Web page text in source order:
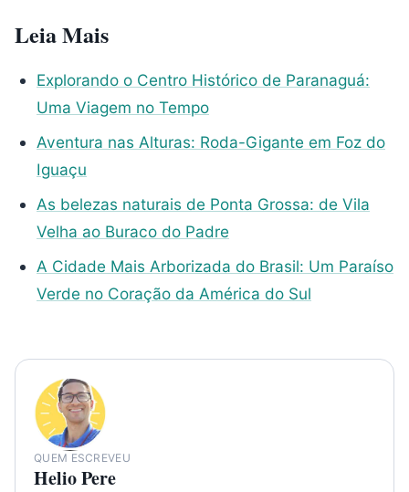
Leia Mais
Explorando o Centro Histórico de Paranaguá:
Uma Viagem no Tempo
Aventura nas Alturas: Roda-Gigante em Foz do
Iguaçu
As belezas naturais de Ponta Grossa: de Vila
Velha ao Buraco do Padre
A Cidade Mais Arborizada do Brasil: Um Paraíso
Verde no Coração da América do Sul
QUEM ESCREVEU
Helio Pere